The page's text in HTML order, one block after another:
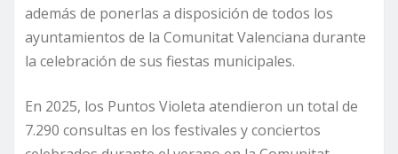
además de ponerlas a disposición de todos los
ayuntamientos de la Comunitat Valenciana durante
la celebración de sus fiestas municipales.
En 2025, los Puntos Violeta atendieron un total de
7.290 consultas en los festivales y conciertos